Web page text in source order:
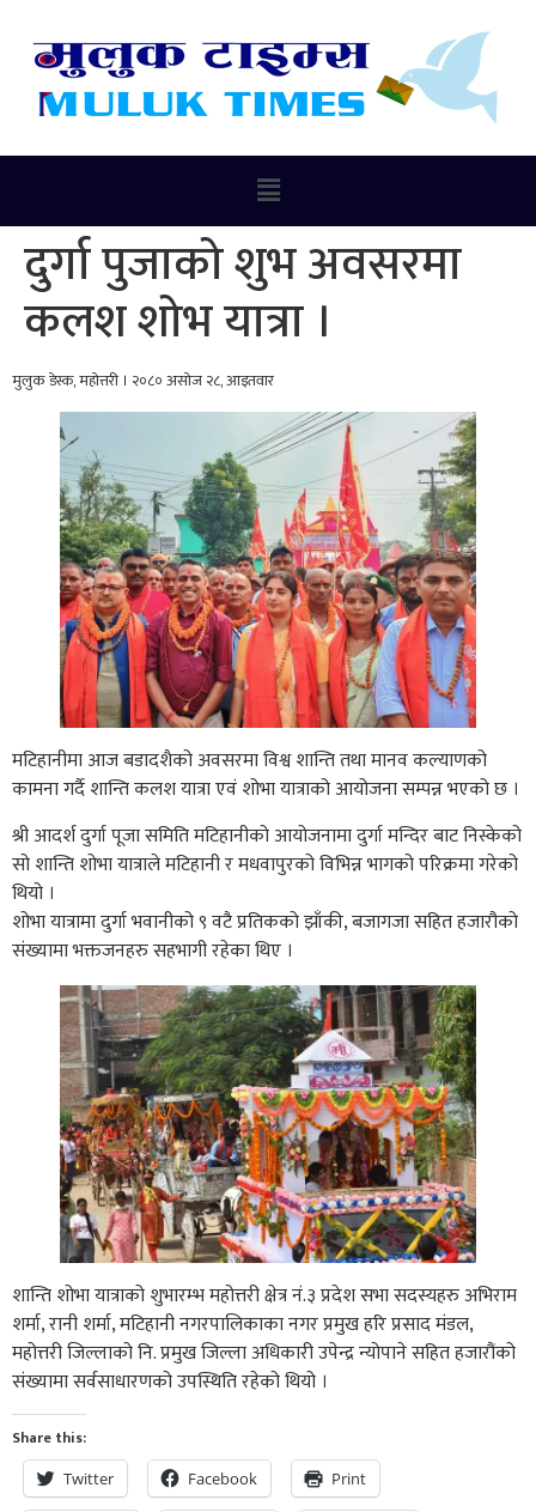
दुर्गा पुजाको शुभ अवसरमा
कलश शोभ यात्रा ।
मुलुक डेस्क, महोत्तरी । २०८० असोज २८, आइतवार
मटिहानीमा आज बडादशैको अवसरमा विश्व शान्ति तथा मानव कल्याणको
कामना गर्दै शान्ति कलश यात्रा एवं शोभा यात्राको आयोजना सम्पन्न भएको छ ।
श्री आदर्श दुर्गा पूजा समिति मटिहानीको आयोजनामा दुर्गा मन्दिर बाट निस्केको
सो शान्ति शोभा यात्राले मटिहानी र मधवापुरको विभिन्न भागको परिक्रमा गरेको
थियो ।
शोभा यात्रामा दुर्गा भवानीको ९ वटै प्रतिकको झाँकी, बजागजा सहित हजारौको
संख्यामा भक्तजनहरु सहभागी रहेका थिए ।
शान्ति शोभा यात्राको शुभारम्भ महोत्तरी क्षेत्र नं.३ प्रदेश सभा सदस्यहरु अभिराम
शर्मा, रानी शर्मा, मटिहानी नगरपालिकाका नगर प्रमुख हरि प्रसाद मंडल,
महोत्तरी जिल्लाको नि. प्रमुख जिल्ला अधिकारी उपेन्द्र न्योपाने सहित हजारौंको
संख्यामा सर्वसाधारणको उपस्थिति रहेको थियो ।
Share this:
Twitter Facebook Print